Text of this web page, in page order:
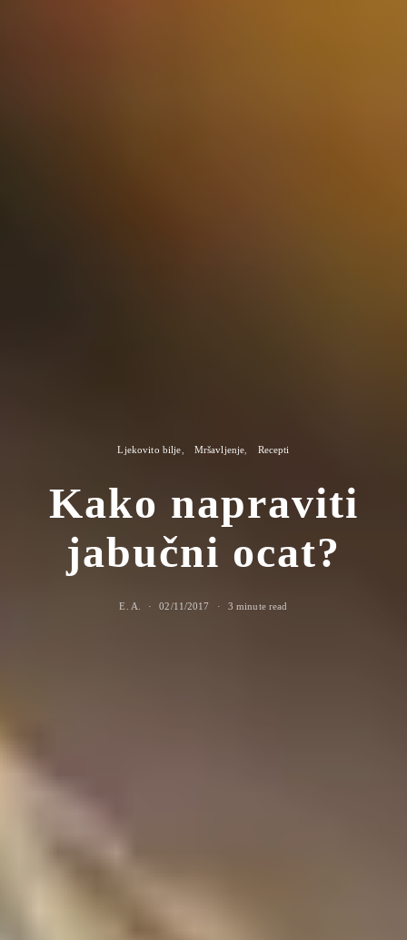
Ljekovito bilje Mršavljenje Recepti
Kako napraviti
jabučni ocat?
E. A. 02/11/2017 3 minute read